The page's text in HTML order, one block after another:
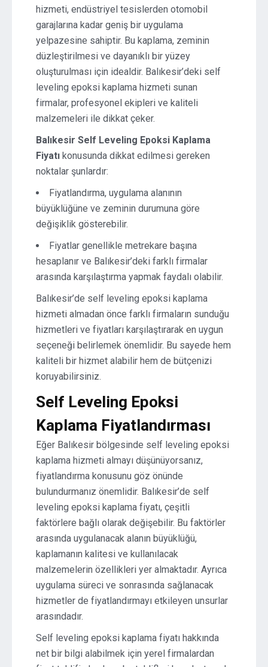
hizmeti, endüstriyel tesislerden otomobil
garajlarına kadar geniş bir uygulama
yelpazesine sahiptir. Bu kaplama, zeminin
düzleştirilmesi ve dayanıklı bir yüzey
oluşturulması için idealdir. Balıkesir’deki self
leveling epoksi kaplama hizmeti sunan
firmalar, profesyonel ekipleri ve kaliteli
malzemeleri ile dikkat çeker.
Balıkesir Self Leveling Epoksi Kaplama
Fiyatı konusunda dikkat edilmesi gereken
noktalar şunlardır:
Fiyatlandırma, uygulama alanının
büyüklüğüne ve zeminin durumuna göre
değişiklik gösterebilir.
Fiyatlar genellikle metrekare başına
hesaplanır ve Balıkesir’deki farklı firmalar
arasında karşılaştırma yapmak faydalı olabilir.
Balıkesir’de self leveling epoksi kaplama
hizmeti almadan önce farklı firmaların sunduğu
hizmetleri ve fiyatları karşılaştırarak en uygun
seçeneği belirlemek önemlidir. Bu sayede hem
kaliteli bir hizmet alabilir hem de bütçenizi
koruyabilirsiniz.
Self Leveling Epoksi
Kaplama Fiyatlandırması
Eğer Balıkesir bölgesinde self leveling epoksi
kaplama hizmeti almayı düşünüyorsanız,
fiyatlandırma konusunu göz önünde
bulundurmanız önemlidir. Balıkesir’de self
leveling epoksi kaplama fiyatı, çeşitli
faktörlere bağlı olarak değişebilir. Bu faktörler
arasında uygulanacak alanın büyüklüğü,
kaplamanın kalitesi ve kullanılacak
malzemelerin özellikleri yer almaktadır. Ayrıca
uygulama süreci ve sonrasında sağlanacak
hizmetler de fiyatlandırmayı etkileyen unsurlar
arasındadır.
Self leveling epoksi kaplama fiyatı hakkında
net bir bilgi alabilmek için yerel firmalardan